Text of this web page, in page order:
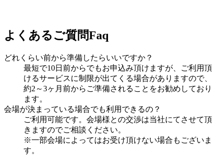
よくあるご質問Faq
どれくらい前から準備したらいいですか？
最短で10日前からでもお申込み頂けますが、ご利用頂
けるサービスに制限が出てくる場合がありますので、
約2～3ヶ月前からご準備されることをお勧めしており
ます。
会場が決まっている場合でも利用できるの？
ご利用可能です。会場様との交渉は当社にてさせて頂
きますのでご相談ください。
※一部会場によってはお受け頂けない場合もございま
す。